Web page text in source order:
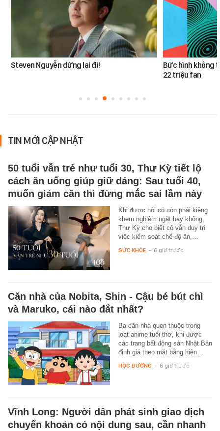
Steven Nguyễn dừng lại đi!
Bức hình không
22 triệu fan
TIN MỚI CẬP NHẬT
50 tuổi vẫn trẻ như tuổi 30, Thư Kỳ tiết lộ
cách ăn uống giúp giữ dáng: Sau tuổi 40,
muốn giảm cân thì đừng mắc sai lầm này
Khi được hỏi có còn phải kiêng
khem nghiêm ngặt hay không,
Thư Kỳ cho biết cô vẫn duy trì
việc kiểm soát chế độ ăn,…
SỨC KHỎE - 6 giờ trước
Căn nhà của Nobita, Shin - Cậu bé bút chì
và Maruko, cái nào đắt nhất?
Ba căn nhà quen thuộc trong
loạt anime tuổi thơ, khi được
các trang bất động sản Nhật Bản
định giá theo mặt bằng hiện…
HỌC ĐƯỜNG - 6 giờ trước
Vĩnh Long: Người dân phát sinh giao dịch
chuyển khoản có nội dung sau, cần nhanh